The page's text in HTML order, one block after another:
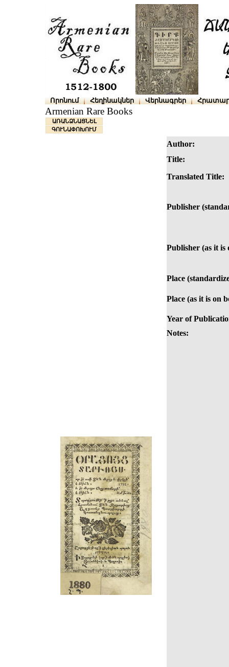
Որոնում Հեղինակներ Վերնագրեր
Armenian Rare Books
ԱՌԱՆՁՆԱՑՆԵԼ
ԳՈՒՆԱՓՈԽՈՒՄ
Author:
Title:
Translated Title:
Publisher
Publisher (as it is
Place
Place (as it is on
Year of
Notes: